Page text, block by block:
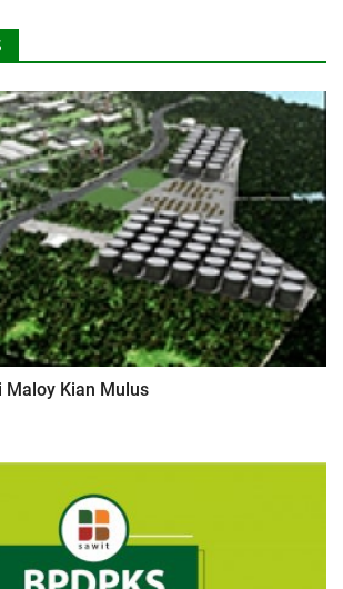
Maloy Kian Mulus